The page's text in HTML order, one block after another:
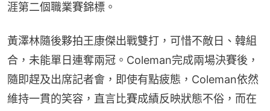
涯第二個職業賽錦標。
黃澤林隨後夥拍王康傑出戰雙打，可惜不敵日、韓組
合，未能單日連奪兩冠。Coleman完成兩場決賽後，
隨即趕及出席記者會，即使有點疲態，Coleman依然
維持一貫的笑容，直言比賽成績反映狀態不俗，而在